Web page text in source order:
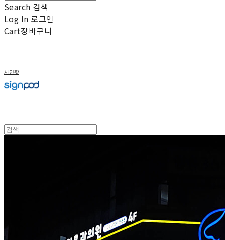
Search 검색
Log In 로그인
Cart장바구니
사인팟